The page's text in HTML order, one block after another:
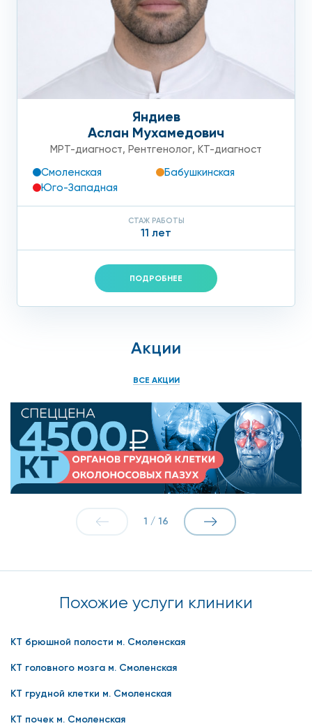
Яндиев
Аслан Мухамедович
МРТ-диагност, Рентгенолог, КТ-диагност
Смоленская
Бабушкинская
Юго-Западная
СТАЖ РАБОТЫ
11 лет
ПОДРОБНЕЕ
Акции
ВСЕ АКЦИИ
1 / 16
Похожие услуги клиники
КТ брюшной полости м. Смоленская
КТ головного мозга м. Смоленская
КТ грудной клетки м. Смоленская
КТ почек м. Смоленская